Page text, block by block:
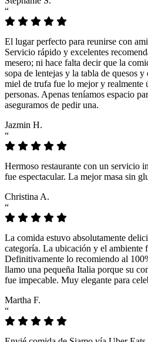
“
El lugar perfecto para reunirse con
Servicio rápido y excelentes
mesero; ni hace falta decir que la
sopa de lentejas y la tabla de quesos
miel de trufa fue lo mejor y realmente
personas. Apenas teníamos espacio
aseguramos de pedir una.
Jazmin H.
“
Hermoso restaurante con un servicio
fue espectacular. La mejor masa sin
Christina A.
“
La comida estuvo absolutamente
categoría. La ubicación y el ambiente
Definitivamente lo recomiendo al
llamo una pequeña Italia porque su
fue impecable. Muy elegante para
Martha F.
“